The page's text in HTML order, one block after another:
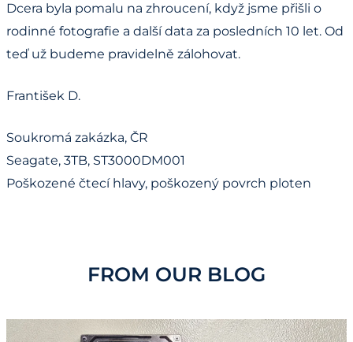
Dcera byla pomalu na zhroucení, když jsme přišli o
rodinné fotografie a další data za posledních 10 let. Od
teď už budeme pravidelně zálohovat.
František D.
Soukromá zakázka, ČR
Seagate, 3TB, ST3000DM001
Poškozené čtecí hlavy, poškozený povrch ploten
FROM OUR BLOG